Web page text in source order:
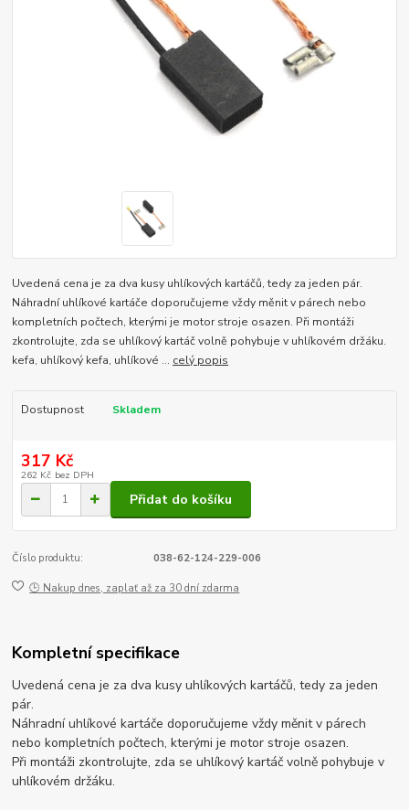
Uvedená cena je za dva kusy uhlíkových kartáčů, tedy za jeden pár.
Náhradní uhlíkové kartáče doporučujeme vždy měnit v párech nebo
kompletních počtech, kterými je motor stroje osazen. Při montáži
zkontrolujte, zda se uhlíkový kartáč volně pohybuje v uhlíkovém držáku.
kefa, uhlíkový kefa, uhlíkové ... celý popis
Dostupnost Skladem
317 Kč
262 Kč bez DPH
Přidat do košíku
Číslo produktu: 038-62-124-229-006
🕒 Nakup dnes, zaplať až za 30 dní zdarma
Kompletní specifikace
Uvedená cena je za dva kusy uhlíkových kartáčů, tedy za jeden
pár.
Náhradní uhlíkové kartáče doporučujeme vždy měnit v párech
nebo kompletních počtech, kterými je motor stroje osazen.
Při montáži zkontrolujte, zda se uhlíkový kartáč volně pohybuje v
uhlíkovém držáku.